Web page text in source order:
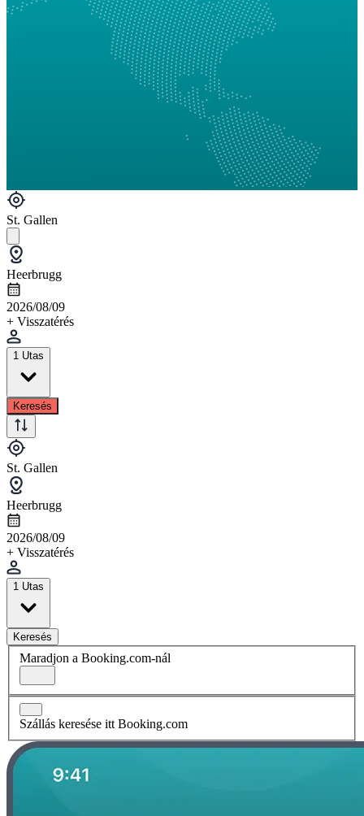
St. Gallen
Heerbrugg
2026/08/09
+ Visszatérés
1 Utas
Keresés
St. Gallen
Heerbrugg
2026/08/09
+ Visszatérés
1 Utas
Keresés
Maradjon a Booking.com-nál
Szállás keresése itt Booking.com